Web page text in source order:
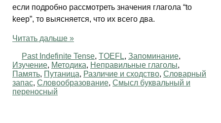
если подробно рассмотреть значения глагола “to
keep”, то выясняется, что их всего два.
Читать дальше »
Past Indefinite Tense, TOEFL, Запоминание,
Изучение, Методика, Неправильные глаголы,
Память, Путаница, Различие и сходство, Словарный
запас, Словообразование, Смысл буквальный и
переносный